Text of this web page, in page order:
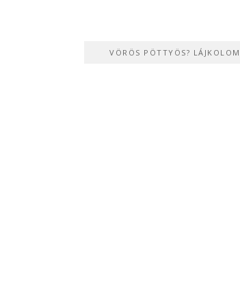
VÖRÖS PÖTTYÖS?